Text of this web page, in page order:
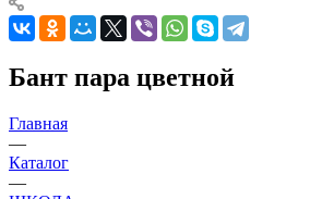
Бант пара цветной
Главная
—
Каталог
—